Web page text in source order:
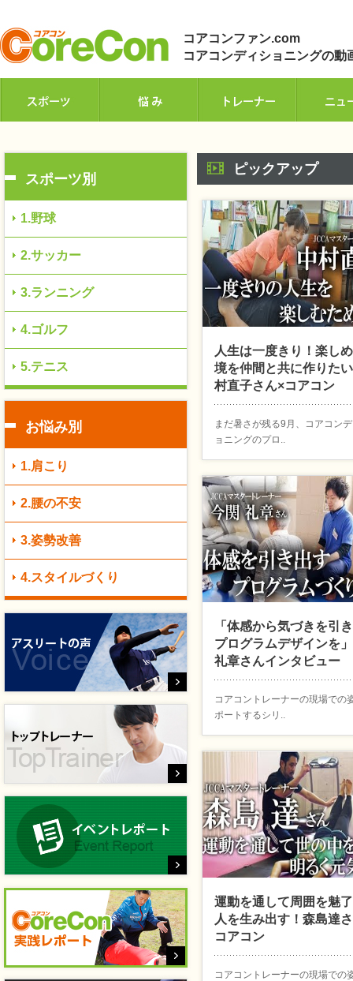
コアコンファン.com
コアコンディショニングの
スポーツ別
1.野球
2.サッカー
3.ランニング
4.ゴルフ
5.テニス
お悩み別
1.肩こり
2.腰の不安
3.姿勢改善
4.スタイルづくり
ピックアップ
人生は一度きり！楽し
境を仲間と共に作りた
村直子さん×コアコン
まだ暑さが残る9月、コアコン
ョニングのプロ..
「体感から気づきを引
プログラムデザインを
礼章さんインタビュー
コアコントレーナーの現場での
ポートするシリ..
運動を通して周囲を魅
人を生み出す！森島達
コアコン
コアコントレーナーの現場での